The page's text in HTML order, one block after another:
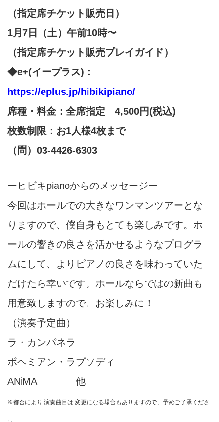
（指定席チケット販売日）
1月7日（土）午前10時〜
（指定席チケット販売プレイガイド）
◆e+(イープラス)：
https://eplus.jp/hibikipiano/
席種・料金：全席指定 4,500円(税込)
枚数制限：お1人様4枚まで
（問）03-4426-6303
ーヒビキpianoからのメッセージー
今回はホールでの大きなワンマンツアーとな
りますので、僕自身もとても楽しみです。ホ
ールの響きの良さを活かせるようなプログラ
ムにして、よりピアノの良さを味わっていた
だけたら幸いです。 ホールならではの新曲も
用意致しますので、お楽しみに！
（演奏予定曲）
ラ・カンパネラ
ボヘミアン・ラプソディ
ANiMA 他
※都合により 演奏曲目は 変更になる場合もありますので、予めご了承くださ